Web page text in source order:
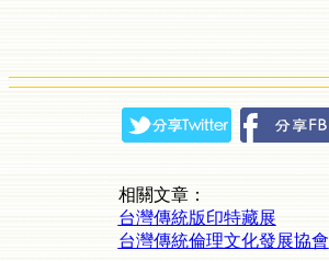
相關文章：
台灣傳統版印特藏展
台灣傳統倫理文化發展協會